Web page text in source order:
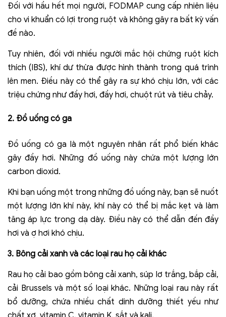
Đối với hầu hết mọi người, FODMAP cung cấp nhiên liệu
cho vi khuẩn có lợi trong ruột và không gây ra bất kỳ vấn
đề nào.
Tuy nhiên, đối với nhiều người mắc hội chứng ruột kích
thích (IBS), khí dư thừa được hình thành trong quá trình
lên men. Điều này có thể gây ra sự khó chịu lớn, với các
triệu chứng như đầy hơi, đầy hơi, chuột rút và tiêu chảy.
2. Đồ uống có ga
Đồ uống có ga là một nguyên nhân rất phổ biến khác
gây đầy hơi. Những đồ uống này chứa một lượng lớn
carbon dioxid.
Khi bạn uống một trong những đồ uống này, bạn sẽ nuốt
một lượng lớn khí này, khí này có thể bị mắc kẹt và làm
tăng áp lực trong dạ dày. Điều này có thể dẫn đến đầy
hơi và ợ hơi khó chịu.
3. Bông cải xanh và các loại rau họ cải khác
Rau họ cải bao gồm bông cải xanh, súp lơ trắng, bắp cải,
cải Brussels và một số loại khác. Những loại rau này rất
bổ dưỡng, chứa nhiều chất dinh dưỡng thiết yếu như